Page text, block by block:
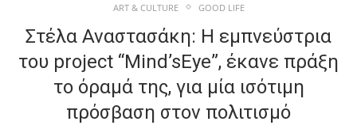
ART & CULTURE GOOD LIFE
Στέλα Αναστασάκη: H εμπνεύστρια
του project “Mind’sEye”, έκανε πράξη
το όραμά της, για μία ισότιμη
πρόσβαση στον πολιτισμό